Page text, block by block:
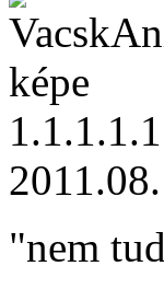
1
"nem